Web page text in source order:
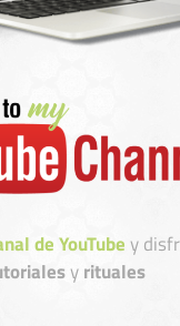
de YouTubey
yrituales